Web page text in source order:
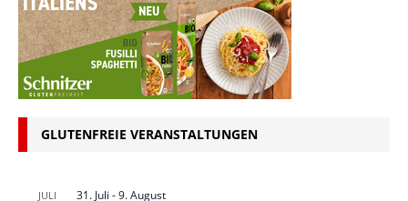
GLUTENFREIE VERANSTALTUNGEN
JULI 31. Juli -9. August